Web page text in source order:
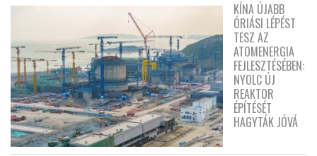
KÍNA ÚJABB
ÓRIÁSI LÉPÉST
TESZ AZ
ATOMENERGIA
FEJLESZTÉSÉBEN:
NYOLC ÚJ
REAKTOR
ÉPÍTÉSÉT
HAGYTÁK JÓVÁ